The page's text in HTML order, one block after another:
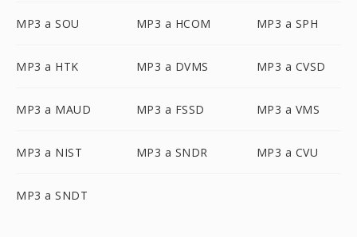
MP3 a SOU MP3 a HCOM MP3 a SPH
MP3 a HTK MP3 a DVMS MP3 a CVSD
MP3 a MAUD MP3 a FSSD MP3 a VMS
MP3 a NIST MP3 a SNDR MP3 a CVU
MP3 a SNDT